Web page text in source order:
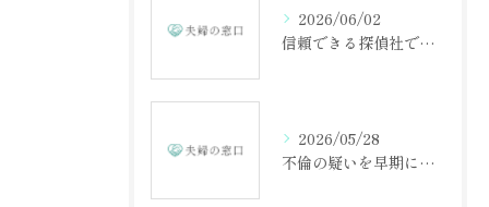
2026/06/02
信頼できる探偵社で不倫調査を成功させる方法
2026/05/28
不倫の疑いを早期に見抜くための相談の重要性